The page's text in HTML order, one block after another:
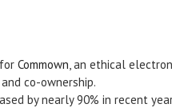
Commown , an ethical
co-ownership.
by nearly 90% in recent